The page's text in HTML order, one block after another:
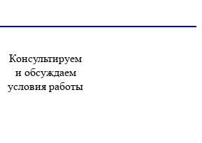
Консультируем
и обсуждаем
условия работы